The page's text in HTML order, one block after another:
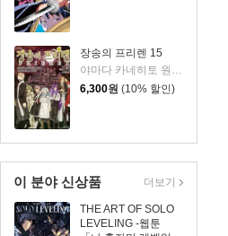
장송의 프리렌 15
6,300원 (10% 할인)
이 분야 신상품
THE ART OF SOLO
LEVELING -웹툰
더보기